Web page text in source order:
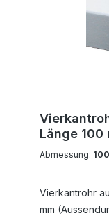
Länge 100
Abmessung:
Vierkantrohr
mm